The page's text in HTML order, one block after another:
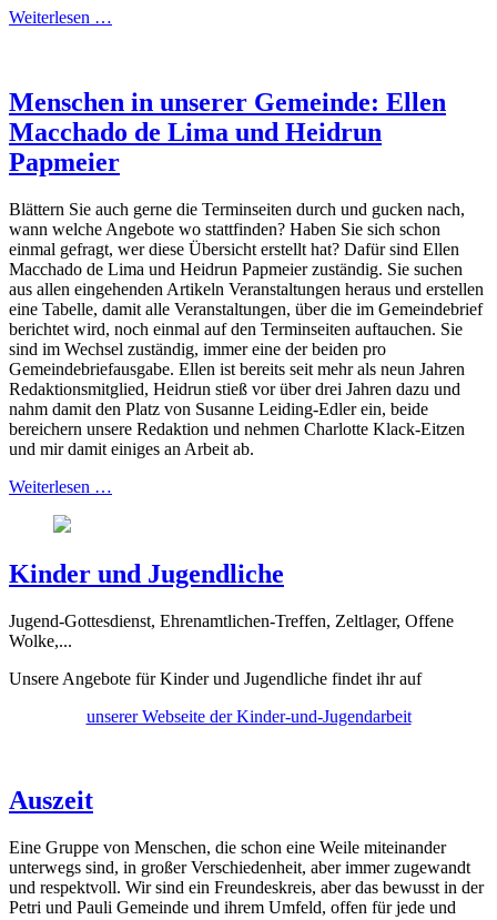
Weiterlesen …
Menschen in unserer Gemeinde: Ellen
Macchado de Lima und Heidrun
Papmeier
Blättern Sie auch gerne die Terminseiten durch und gucken nach,
wann welche Angebote wo stattfinden? Haben Sie sich schon
einmal gefragt, wer diese Übersicht erstellt hat? Dafür sind Ellen
Macchado de Lima und Heidrun Papmeier zuständig. Sie suchen
aus allen eingehenden Artikeln Veranstaltungen heraus und erstellen
eine Tabelle, damit alle Veranstaltungen, über die im Gemeindebrief
berichtet wird, noch einmal auf den Terminseiten auftauchen. Sie
sind im Wechsel zuständig, immer eine der beiden pro
Gemeindebriefausgabe. Ellen ist bereits seit mehr als neun Jahren
Redaktionsmitglied, Heidrun stieß vor über drei Jahren dazu und
nahm damit den Platz von Susanne Leiding-Edler ein, beide
bereichern unsere Redaktion und nehmen Charlotte Klack-Eitzen
und mir damit einiges an Arbeit ab.
Weiterlesen …
Kinder und Jugendliche
Jugend-Gottesdienst, Ehrenamtlichen-Treffen, Zeltlager, Offene
Wolke,...
Unsere Angebote für Kinder und Jugendliche findet ihr auf
unserer Webseite der Kinder-und-Jugendarbeit
Auszeit
Eine Gruppe von Menschen, die schon eine Weile miteinander
unterwegs sind, in großer Verschiedenheit, aber immer zugewandt
und respektvoll. Wir sind ein Freundeskreis, aber das bewusst in der
Petri und Pauli Gemeinde und ihrem Umfeld, offen für jede und